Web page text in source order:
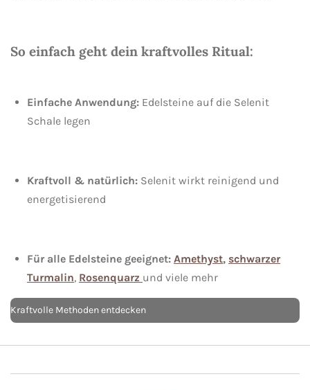
So einfach geht dein kraftvolles Ritual:
Einfache Anwendung: Edelsteine auf die Selenit
Schale legen
Kraftvoll & natürlich: Selenit wirkt reinigend und
energetisierend
Für alle Edelsteine geeignet: Amethyst, schwarzer
Turmalin, Rosenquarz und viele mehr
Kraftvolle Methoden entdecken